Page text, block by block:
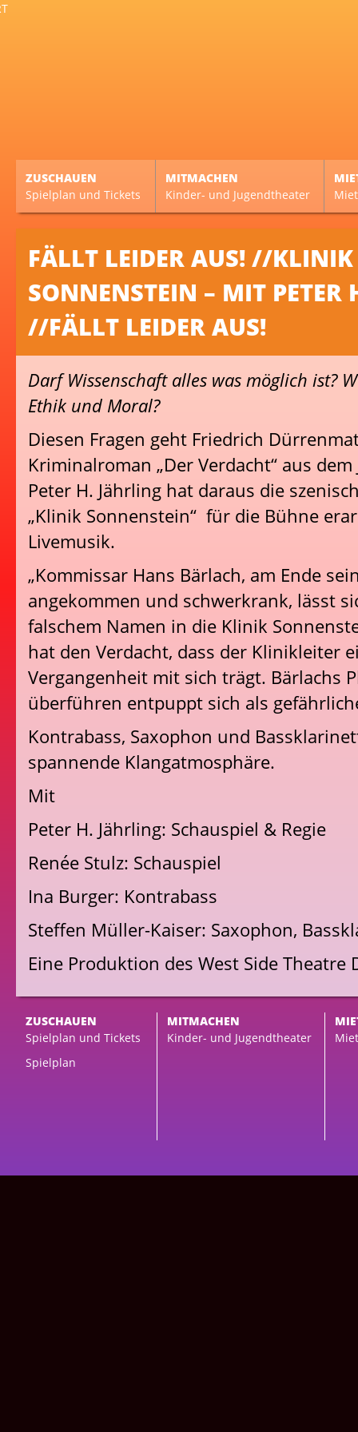
ZUSCHAUEN
Spielplan und Tickets
MITMACHEN
Kinder- und Jugendtheater
FÄLLT LEIDER AUS! //KLINIK
SONNENSTEIN – MIT PETER
//FÄLLT LEIDER AUS!
Darf Wissenschaft alles was möglich ist?
Ethik und Moral?
Diesen Fragen geht Friedrich
Kriminalroman „Der Verdacht“ aus
Peter H. Jährling hat daraus die
„Klinik Sonnenstein“ für die Bühne
Livemusik.
„Kommissar Hans Bärlach, am Ende
angekommen und schwerkrank, lässt
falschem Namen in die Klinik
hat den Verdacht, dass der Klinikleiter
Vergangenheit mit sich trägt. Bärlachs
überführen entpuppt sich als
Kontrabass, Saxophon und
spannende Klangatmosphäre.
Mit
Peter H. Jährling: Schauspiel & Regie
Renée Stulz: Schauspiel
Ina Burger: Kontrabass
Steffen Müller-Kaiser: Saxophon,
Eine Produktion des West Side Theatre
ZUSCHAUEN
Spielplan und Tickets
Spielplan
MITMACHEN
Kinder- und Jugendtheater